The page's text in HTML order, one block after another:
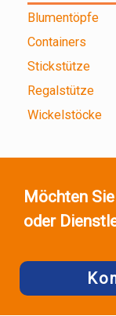
Blumentöpfe
Containers
Stickstütze
Regalstütze
Wickelstöcke
Möchten
oder